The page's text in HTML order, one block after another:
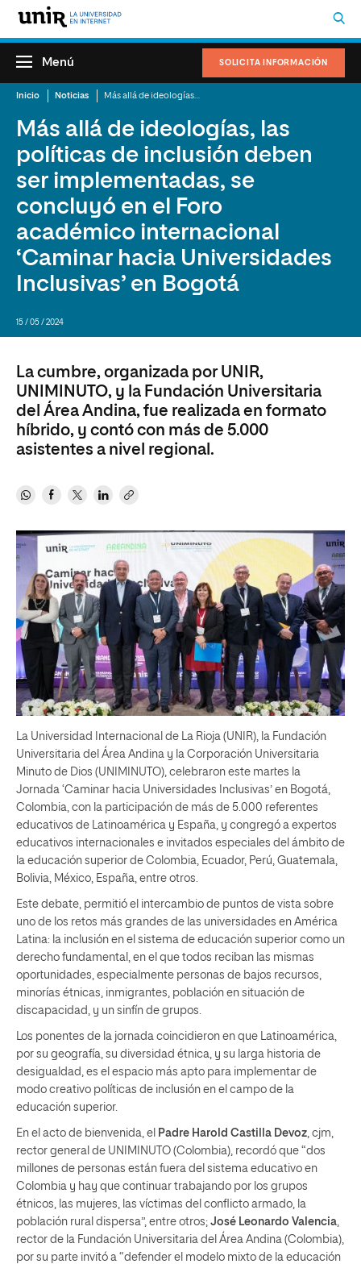
SOLICITA INFORMACIÓN
Menú
Inicio Noticias
Más allá de ideologías, las
políticas de inclusión deben
ser implementadas, se
concluyó en el Foro
académico internacional
‘Caminar hacia Universidades
Inclusivas’ en Bogotá
15 / 05 / 2024
La cumbre, organizada por UNIR,
UNIMINUTO, y la Fundación Universitaria
del Área Andina, fue realizada en formato
híbrido, y contó con más de 5.000
asistentes a nivel regional.
La Universidad Internacional de La Rioja (UNIR), la Fundación
Universitaria del Área Andina y la Corporación Universitaria
Minuto de Dios (UNIMINUTO), celebraron este martes la
Jornada ‘Caminar hacia Universidades Inclusivas’ en Bogotá,
Colombia, con la participación de más de 5.000 referentes
educativos de Latinoamérica y España, y congregó a expertos
educativos internacionales e invitados especiales del ámbito de
la educación superior de Colombia, Ecuador, Perú, Guatemala,
Bolivia, México, España, entre otros.
Este debate, permitió el intercambio de puntos de vista sobre
uno de los retos más grandes de las universidades en América
Latina: la inclusión en el sistema de educación superior como un
derecho fundamental, en el que todos reciban las mismas
oportunidades, especialmente personas de bajos recursos,
minorías étnicas, inmigrantes, población en situación de
discapacidad, y un sinfín de grupos.
Los ponentes de la jornada coincidieron en que Latinoamérica,
por su geografía, su diversidad étnica, y su larga historia de
desigualdad, es el espacio más apto para implementar de
modo creativo políticas de inclusión en el campo de la
educación superior.
En el acto de bienvenida, el Padre Harold Castilla Devoz , cjm,
rector general de UNIMINUTO (Colombia), recordó que “dos
millones de personas están fuera del sistema educativo en
Colombia y hay que continuar trabajando por los grupos
étnicos, las mujeres, las víctimas del conflicto armado, la
población rural dispersa”, entre otros; José Leonardo Valencia
rector de la Fundación Universitaria del Área Andina (Colombia),
por su parte invitó a “defender el modelo mixto de la educación